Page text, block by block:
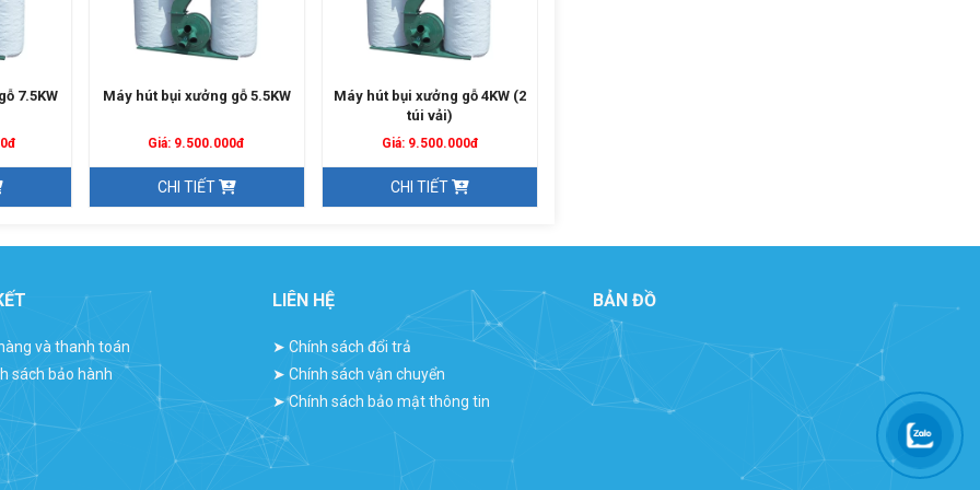
7.5KW Máy hút bụi xưởng gỗ 5.5KW
Giá: 9.500.000đ
CHI TIẾT
Máy hút bụi xưởng gỗ 4KW (2
túi vải)
Giá: 9.500.000đ
CHI TIẾT
và thanh toán
sách bảo hành
LIÊN HỆ
➤ Chính sách đổi trả
➤ Chính sách vận chuyển
➤Chính sách bảo mật thông tin
BẢN ĐỒ